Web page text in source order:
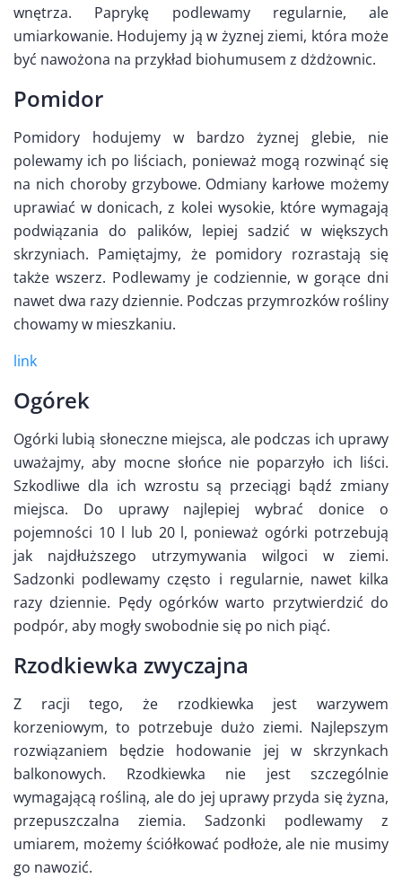
wnętrza. Paprykę podlewamy regularnie, ale
umiarkowanie. Hodujemy ją w żyznej ziemi, która może
być nawożona na przykład biohumusem z dżdżownic.
Pomidor
Pomidory hodujemy w bardzo żyznej glebie, nie
polewamy ich po liściach, ponieważ mogą rozwinąć się
na nich choroby grzybowe. Odmiany karłowe możemy
uprawiać w donicach, z kolei wysokie, które wymagają
podwiązania do palików, lepiej sadzić w większych
skrzyniach. Pamiętajmy, że pomidory rozrastają się
także wszerz. Podlewamy je codziennie, w gorące dni
nawet dwa razy dziennie. Podczas przymrozków rośliny
chowamy w mieszkaniu.
link
Ogórek
Ogórki lubią słoneczne miejsca, ale podczas ich uprawy
uważajmy, aby mocne słońce nie poparzyło ich liści.
Szkodliwe dla ich wzrostu są przeciągi bądź zmiany
miejsca. Do uprawy najlepiej wybrać donice o
pojemności 10 l lub 20 l, ponieważ ogórki potrzebują
jak najdłuższego utrzymywania wilgoci w ziemi.
Sadzonki podlewamy często i regularnie, nawet kilka
razy dziennie. Pędy ogórków warto przytwierdzić do
podpór, aby mogły swobodnie się po nich piąć.
Rzodkiewka zwyczajna
Z racji tego, że rzodkiewka jest warzywem
korzeniowym, to potrzebuje dużo ziemi. Najlepszym
rozwiązaniem będzie hodowanie jej w skrzynkach
balkonowych. Rzodkiewka nie jest szczególnie
wymagającą rośliną, ale do jej uprawy przyda się żyzna,
przepuszczalna ziemia. Sadzonki podlewamy z
umiarem, możemy ściółkować podłoże, ale nie musimy
go nawozić.